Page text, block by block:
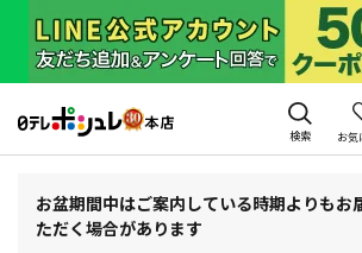
検索 お気
お盆期間中はご案内している時期よりもお
ただく場合があります